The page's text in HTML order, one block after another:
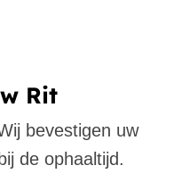
Rit
bevestigen uw
de ophaaltijd.